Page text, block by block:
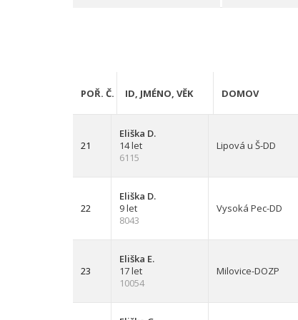
POŘ. Č. ID, JMÉNO, VĚK DOMOV
21
Eliška D.
14 let
6115
Lipová u Š-DD
22
Eliška D.
9 let
8043
Vysoká Pec-DD
23
Eliška E.
17 let
10054
Milovice-DOZP